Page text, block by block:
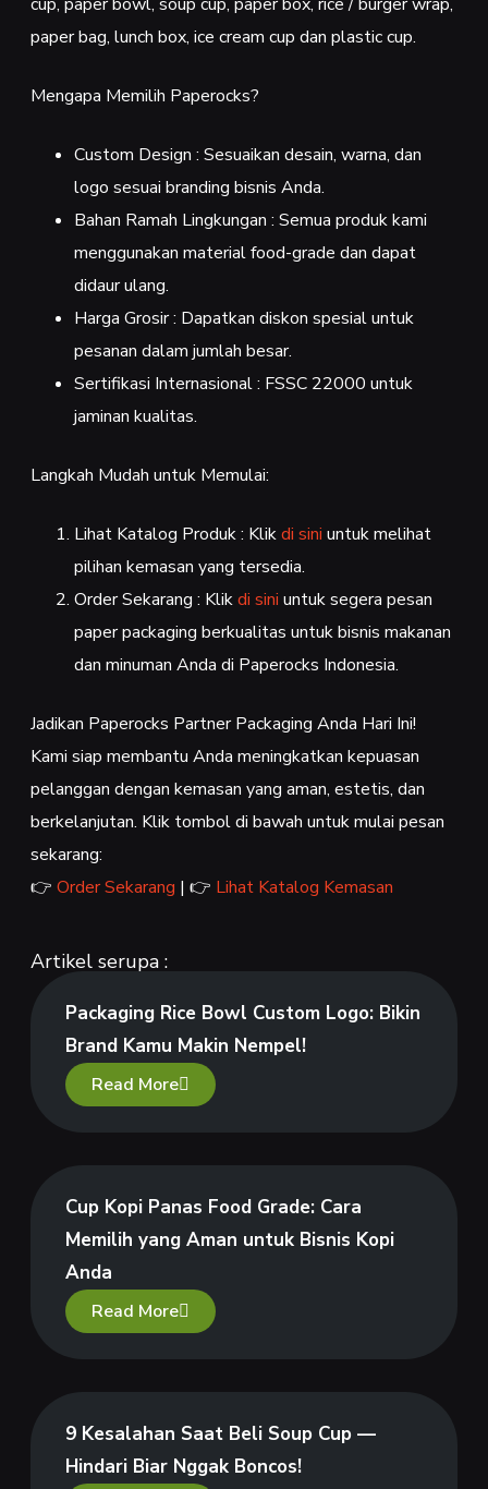
cup, paper bowl, soup cup, paper box, rice / burger wrap,
paper bag, lunch box, ice cream cup dan plastic cup.
Mengapa Memilih Paperocks?
Custom Design : Sesuaikan desain, warna, dan
logo sesuai branding bisnis Anda.
Bahan Ramah Lingkungan : Semua produk kami
menggunakan material food-grade dan dapat
didaur ulang.
Harga Grosir : Dapatkan diskon spesial untuk
pesanan dalam jumlah besar.
Sertifikasi Internasional : FSSC 22000 untuk
jaminan kualitas.
Langkah Mudah untuk Memulai:
Lihat Katalog Produk : Klikdi sini untuk melihat
pilihan kemasan yang tersedia.
Order Sekarang : Klikdi sini untuk segera pesan
paper packaging berkualitas untuk bisnis makanan
dan minuman Anda di Paperocks Indonesia.
Jadikan Paperocks Partner Packaging Anda Hari Ini!
Kami siap membantu Anda meningkatkan kepuasan
pelanggan dengan kemasan yang aman, estetis, dan
berkelanjutan. Klik tombol di bawah untuk mulai pesan
sekarang:
👉 Order Sekarang | 👉 Lihat Katalog Kemasan
Artikel serupa :
Packaging Rice Bowl Custom Logo: Bikin
Brand Kamu Makin Nempel!
Read More
Cup Kopi Panas Food Grade: Cara
Memilih yang Aman untuk Bisnis Kopi
Anda
Read More
9 Kesalahan Saat Beli Soup Cup —
Hindari Biar Nggak Boncos!